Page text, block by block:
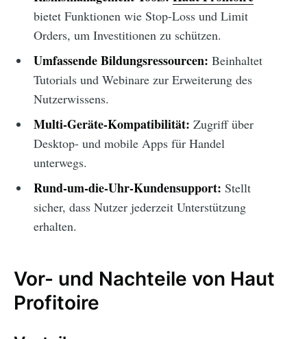
bietet Funktionen wie Stop-Loss und Limit
Orders, um Investitionen zu schützen.
Umfassende Bildungsressourcen: Beinhaltet
Tutorials und Webinare zur Erweiterung des
Nutzerwissens.
Multi-Geräte-Kompatibilität: Zugriff über
Desktop- und mobile Apps für Handel
unterwegs.
Rund-um-die-Uhr-Kundensupport: Stellt
sicher, dass Nutzer jederzeit Unterstützung
erhalten.
Vor- und Nachteile von Haut
Profitoire